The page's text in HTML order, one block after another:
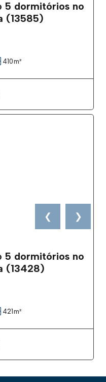
5 dormitórios no
(13585)
410m²
❮ ❯
5 dormitórios no
(13428)
421 m²